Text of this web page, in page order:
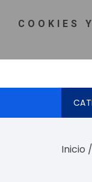
COOKIES
Inicio /